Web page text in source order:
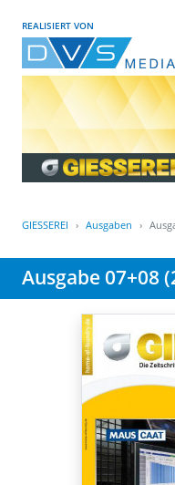
REALISIERT VON
GIESSEREI Ausgaben
Ausgabe 07+08